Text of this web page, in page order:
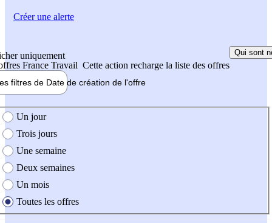
uniquement
France Travail Cette action recharge la liste des offres
Qui sont
filtres de Date de création de l'offre
création de l'offre
Un jour
Trois jours
Une semaine
Deux semaines
Un mois
Toutes les offres
Créer une alerte